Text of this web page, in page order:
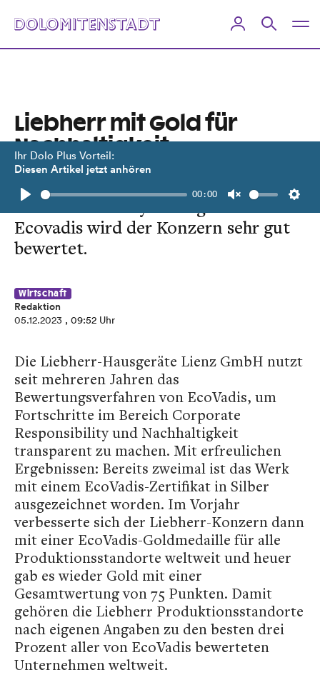
Ihr Dolo Plus Vorteil:
Diesen Artikel jetzt anhören
Play
00:00
Unmute
Liebherr mit Gold für
Nachhaltigkeit
ausgezeichnet
Im Sustainability-Rating von
Ecovadis wird der Konzern sehr gut
bewertet.
Wirtschaft
Redaktion
05.12.2023 , 09:52 Uhr
Die Liebherr-Hausgeräte Lienz GmbH nutzt
seit mehreren Jahren das
Bewertungsverfahren von EcoVadis, um
Fortschritte im Bereich Corporate
Responsibility und Nachhaltigkeit
transparent zu machen. Mit erfreulichen
Ergebnissen: Bereits zweimal ist das Werk
mit einem EcoVadis-Zertifikat in Silber
ausgezeichnet worden. Im Vorjahr
verbesserte sich der Liebherr-Konzern dann
mit einer EcoVadis-Goldmedaille für alle
Produktionsstandorte weltweit und heuer
gab es wieder Gold mit einer
Gesamtwertung von 75 Punkten. Damit
gehören die Liebherr Produktionsstandorte
nach eigenen Angaben zu den besten drei
Prozent aller von EcoVadis bewerteten
Unternehmen weltweit.